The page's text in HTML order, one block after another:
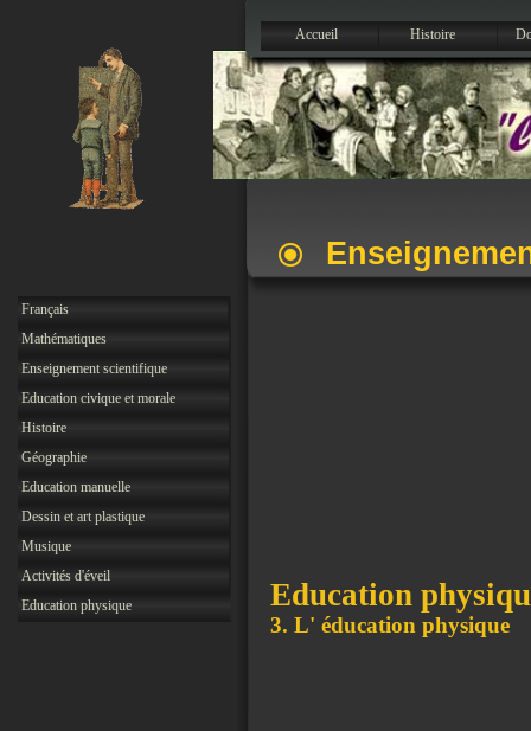
Education
3. L' éducation physique
Français
Mathématiques
Enseignement scientifique
Education civique et morale
Histoire
Géographie
Education manuelle
Dessin et art plastique
Musique
Activités d'éveil
Education physique
Accueil Histoire